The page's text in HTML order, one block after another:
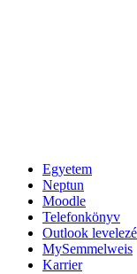
Egyetem
Neptun
Moodle
Telefonkönyv
Outlook
MySemmelweis
Karrier